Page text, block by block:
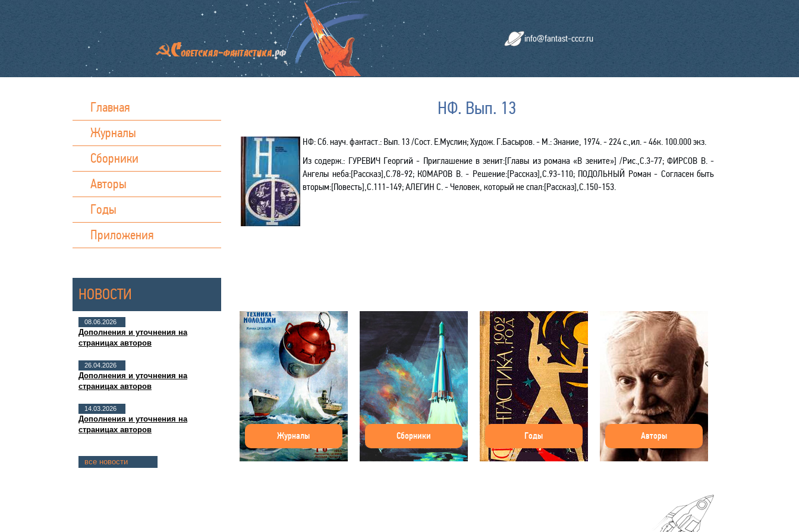
info@fantast-cccr.ru
Главная
Журналы
Сборники
Авторы
Годы
Приложения
НОВОСТИ
08.06.2026
Дополнения и уточнения на
страницах авторов
26.04.2026
Дополнения и уточнения на
страницах авторов
14.03.2026
Дополнения и уточнения на
страницах авторов
все новости
НФ. Вып. 13
НФ: Сб. науч. фантаст.: Вып. 13 /Сост. Е.Муслин; Худож. Г.Басыров. - М.: Знание, 1974. - 224 с.,ил. - 46к. 100.000 экз.
Из содерж.: ГУРЕВИЧ Георгий - Приглашение в зенит:[Главы из романа «В зените»] /Рис.,С.3-77; ФИРСОВ В. -
Ангелы неба:[Рассказ],С.78-92; КОМАРОВ В. - Решение:[Рассказ],С.93-110; ПОДОЛЬНЫЙ Роман - Согласен быть
вторым:[Повесть],С.111-149; АЛЕГИН С. - Человек, который не спал:[Рассказ],С.150-153.
Журналы Сборники Годы Авторы